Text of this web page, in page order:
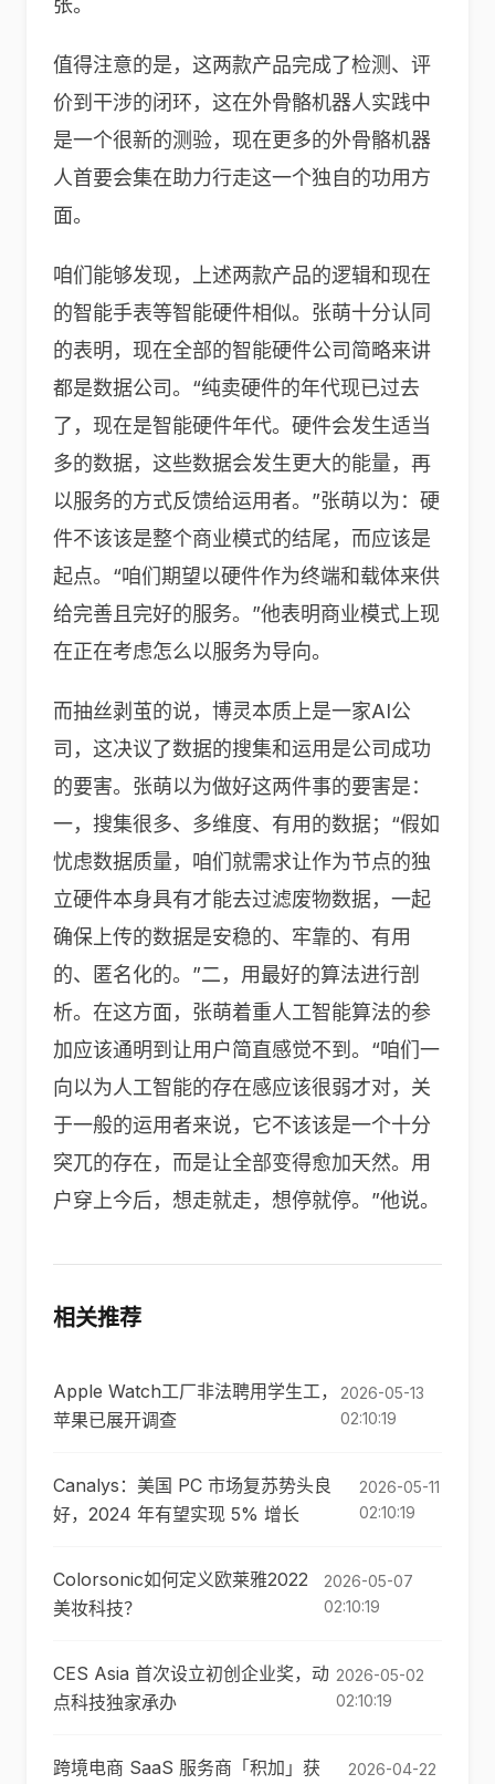
张。
值得注意的是，这两款产品完成了检测、评
价到干涉的闭环，这在外骨骼机器人实践中
是一个很新的测验，现在更多的外骨骼机器
人首要会集在助力行走这一个独自的功用方
面。
咱们能够发现，上述两款产品的逻辑和现在
的智能手表等智能硬件相似。张萌十分认同
的表明，现在全部的智能硬件公司简略来讲
都是数据公司。“纯卖硬件的年代现已过去
了，现在是智能硬件年代。硬件会发生适当
多的数据，这些数据会发生更大的能量，再
以服务的方式反馈给运用者。”张萌以为：硬
件不该该是整个商业模式的结尾，而应该是
起点。“咱们期望以硬件作为终端和载体来供
给完善且完好的服务。”他表明商业模式上现
在正在考虑怎么以服务为导向。
而抽丝剥茧的说，博灵本质上是一家AI公
司，这决议了数据的搜集和运用是公司成功
的要害。张萌以为做好这两件事的要害是：
一，搜集很多、多维度、有用的数据；“假如
忧虑数据质量，咱们就需求让作为节点的独
立硬件本身具有才能去过滤废物数据，一起
确保上传的数据是安稳的、牢靠的、有用
的、匿名化的。”二，用最好的算法进行剖
析。在这方面，张萌着重人工智能算法的参
加应该通明到让用户简直感觉不到。“咱们一
向以为人工智能的存在感应该很弱才对，关
于一般的运用者来说，它不该该是一个十分
突兀的存在，而是让全部变得愈加天然。用
户穿上今后，想走就走，想停就停。”他说。
相关推荐
Apple Watch工厂非法聘用学生工，
苹果已展开调查
2026-05-13
02:10:19
Canalys：美国 PC 市场复苏势头良
好，2024 年有望实现 5% 增长
2026-05-11
02:10:19
Colorsonic如何定义欧莱雅2022
美妆科技？
2026-05-07
02:10:19
CES Asia 首次设立初创企业奖，动
点科技独家承办
2026-05-02
02:10:19
跨境电商 SaaS 服务商「积加」获
2026-04-22